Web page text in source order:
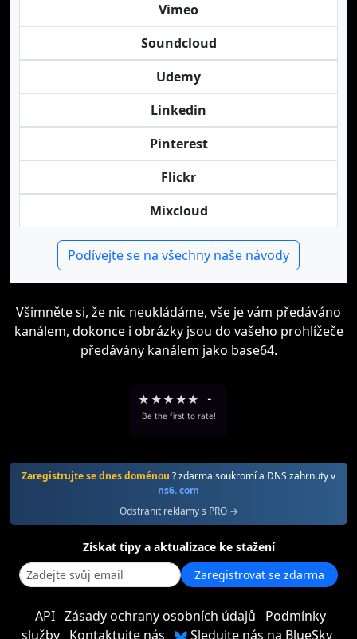
Vimeo
Soundcloud
Udemy
Linkedin
Pinterest
Flickr
Mixcloud
Podívejte se na všechny naše návody
Všimněte si, že nic neukládáme, vše je vám předáváno
kanálem, dokonce i obrázky jsou do vašeho prohlížeče
předávány kanálem jako base64.
★ ★★ ★★ -
Be the first to rate!
Zaregistrujte se dnes doménou ? zdarma soukromí a DNS zahrnuty v
ns6. com
Odstranit reklamy s PRO →
Získat tipy a aktualizace ke stažení
Zaregistrovat se zdarma
API Zásady ochrany osobních údajů
Podmínky
služby Kontaktujte nás Sledujte nás na BlueSky